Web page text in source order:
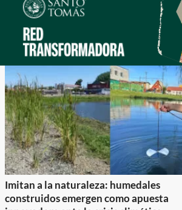
Imitan a la naturaleza: humedales
construidos emergen como apuesta